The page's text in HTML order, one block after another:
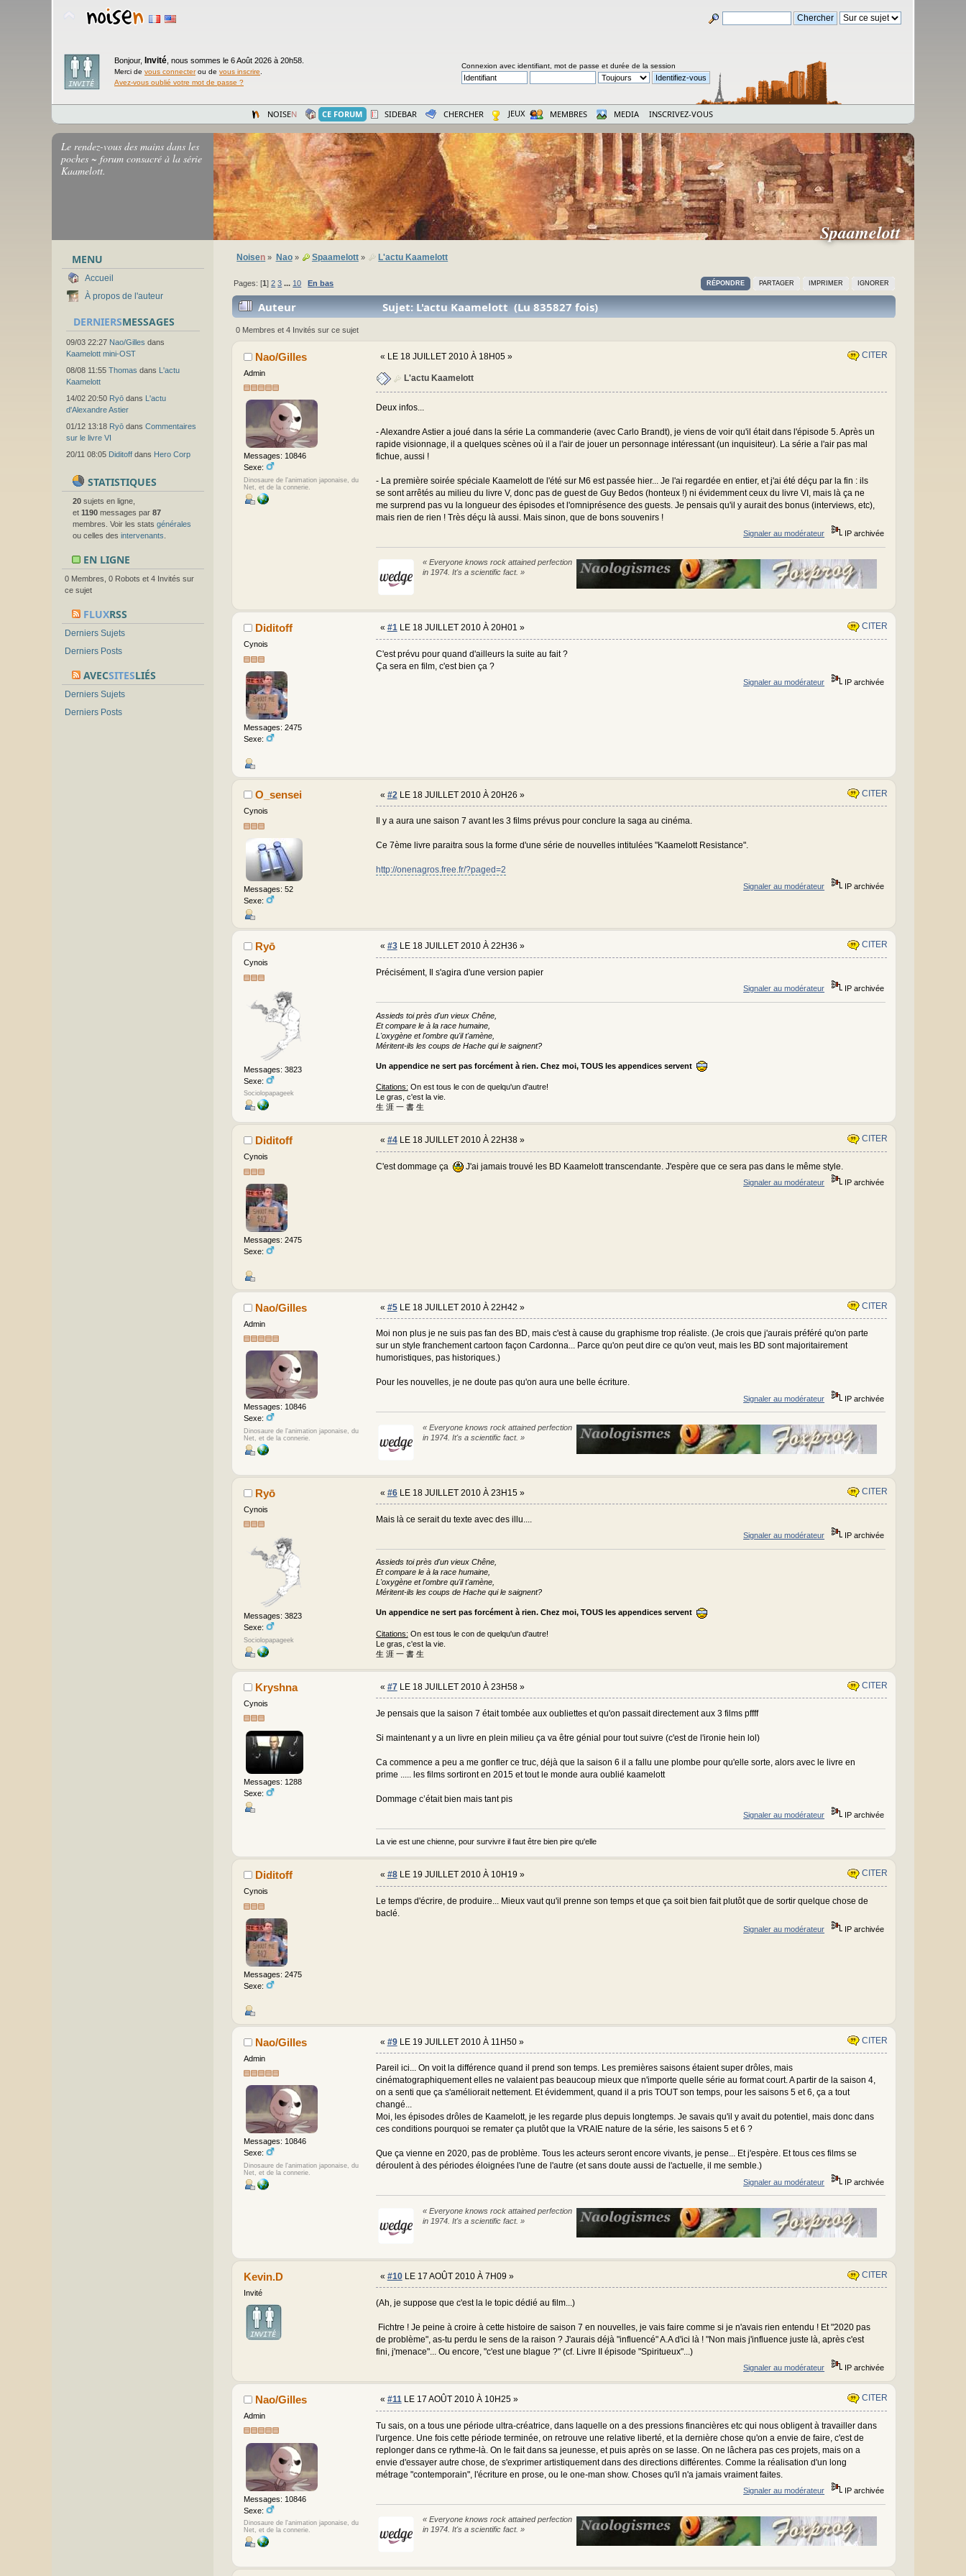
Bonjour, Invité nous sommes le 6 Août 2026 à 20h58.
Merci de vous connecterou de vous inscrire
Avez-vous oublié votre mot de passe ?
Connexion avec identifiant, mot de passe et durée de la session
NOISEN CE FORUM SIDEBAR CHERCHER JEUX MEMBRES MEDIA INSCRIVEZ-VOUS
Le rendez-vous des mains dans les
poches ~ forum consacré à la série
Kaamelott.
MENU
Accueil
À propos de l'auteur
DERNIERSMESSAGES
09/03 22:27 Nao/Gilles dans
Kaamelott mini-OST
08/08 11:55 Thomas dans L'actu
Kaamelott
14/02 20:50 Ryō dans L'actu
d'Alexandre Astier
01/12 13:18 Ryō dans Commentaires
sur le livre VI
20/11 08:05 Diditoff dans Hero Corp
STATISTIQUES
20 sujets en ligne,
et 1190 messages par 87
membres. Voir les stats générales
ou celles des intervenants
EN LIGNE
0 Membres, 0 Robots et 4 Invités sur
ce sujet
FLUXRSS
Derniers Sujets
Derniers Posts
AVECSITESLIÉS
Derniers Sujets
Derniers Posts
Spaamelott
Noisen » Nao» Spaamelott» L'actu Kaamelott
RÉPONDRE PARTAGER IMPRIMER IGNORER
Pages: [1]2 3 ... 10 En bas
Auteur Sujet: L'actu Kaamelott (Lu 835827 fois)
0 Membres et 4 Invités sur ce sujet
Nao/Gilles
Admin
Messages: 10846
Sexe:
Dinosaure de l'animation japonaise, du
Net, et de la connerie.
« LE 18 JUILLET 2010 À 18H05 » CITER
L'actu Kaamelott
Deux infos...
- Alexandre Astier a joué dans la série La commanderie (avec Carlo Brandt), je viens de voir qu'il était dans l'épisode 5. Après un
rapide visionnage, il a quelques scènes où il a l'air de jouer un personnage intéressant (un inquisiteur). La série a l'air pas mal
fichue, aussi !
- La première soirée spéciale Kaamelott de l'été sur M6 est passée hier... Je l'ai regardée en entier, et j'ai été déçu par la fin : ils
se sont arrêtés au milieu du livre V, donc pas de guest de Guy Bedos (honteux !) ni évidemment ceux du livre VI, mais là ça ne
me surprend pas vu la longueur des épisodes et l'omniprésence des guests. Je pensais qu'il y aurait des bonus (interviews, etc),
mais rien de rien ! Très déçu là aussi. Mais sinon, que de bons souvenirs !
Signaler au modérateur IP archivée
« Everyone knows rock attained perfection
in 1974. It's a scientific fact. »
Diditoff
Cynois
Messages: 2475
Sexe:
« #1LE 18 JUILLET 2010 À 20H01 » CITER
C'est prévu pour quand d'ailleurs la suite au fait ?
Ça sera en film, c'est bien ça ?
Signaler au modérateur IP archivée
O_sensei
Cynois
Messages: 52
Sexe:
« #2 LE 18 JUILLET 2010 À 20H26 » CITER
Il y a aura une saison 7 avant les 3 films prévus pour conclure la saga au cinéma.
Ce 7ème livre paraitra sous la forme d'une série de nouvelles intitulées "Kaamelott Resistance".
http://onenagros.free.fr/?paged=2
Signaler au modérateur IP archivée
Ryō
Cynois
Messages: 3823
Sexe:
Sociolopapageek
« #3LE 18 JUILLET 2010 À 22H36 » CITER
Précisément, Il s'agira d'une version papier
Signaler au modérateur IP archivée
Assieds toi près d'un vieux Chêne,
Et compare le à la race humaine,
L'oxygène et l'ombre qu'il t'amène,
Méritent-ils les coups de Hache qui le saignent?
Un appendice ne sert pas forcément à rien. Chez moi, TOUS les appendices servent
Citations: On est tous le con de quelqu'un d'autre!
Le gras, c'est la vie.
生 涯 一 書 生
Diditoff
Cynois
Messages: 2475
Sexe:
« #4LE 18 JUILLET 2010 À 22H38 » CITER
C'est dommage ça J'ai jamais trouvé les BD Kaamelott transcendante. J'espère que ce sera pas dans le même style.
Signaler au modérateur IP archivée
Nao/Gilles
Admin
Messages: 10846
Sexe:
Dinosaure de l'animation japonaise, du
Net, et de la connerie.
« #5LE 18 JUILLET 2010 À 22H42 » CITER
Moi non plus je ne suis pas fan des BD, mais c'est à cause du graphisme trop réaliste. (Je crois que j'aurais préféré qu'on parte
sur un style franchement cartoon façon Cardonna... Parce qu'on peut dire ce qu'on veut, mais les BD sont majoritairement
humoristiques, pas historiques.)
Pour les nouvelles, je ne doute pas qu'on aura une belle écriture.
Signaler au modérateur IP archivée
« Everyone knows rock attained perfection
in 1974. It's a scientific fact. »
Ryō
Cynois
Messages: 3823
Sexe:
Sociolopapageek
« #6LE 18 JUILLET 2010 À 23H15 » CITER
Mais là ce serait du texte avec des illu....
Signaler au modérateur IP archivée
Assieds toi près d'un vieux Chêne,
Et compare le à la race humaine,
L'oxygène et l'ombre qu'il t'amène,
Méritent-ils les coups de Hache qui le saignent?
Un appendice ne sert pas forcément à rien. Chez moi, TOUS les appendices servent
Citations: On est tous le con de quelqu'un d'autre!
Le gras, c'est la vie.
生 涯 一 書 生
Kryshna
Cynois
Messages: 1288
Sexe:
« #7LE 18 JUILLET 2010 À 23H58 » CITER
Je pensais que la saison 7 était tombée aux oubliettes et qu'on passait directement aux 3 films pffff
Si maintenant y a un livre en plein milieu ça va être génial pour tout suivre (c'est de l'ironie hein lol)
Ca commence a peu a me gonfler ce truc, déjà que la saison 6 il a fallu une plombe pour qu'elle sorte, alors avec le livre en
prime ..... les films sortiront en 2015 et tout le monde aura oublié kaamelott
Dommage c’était bien mais tant pis
Signaler au modérateur IP archivée
La vie est une chienne, pour survivre il faut être bien pire qu'elle
Diditoff
Cynois
Messages: 2475
Sexe:
« #8LE 19 JUILLET 2010 À 10H19 » CITER
Le temps d'écrire, de produire... Mieux vaut qu'il prenne son temps et que ça soit bien fait plutôt que de sortir quelque chose de
baclé.
Signaler au modérateur IP archivée
Nao/Gilles
Admin
Messages: 10846
Sexe:
Dinosaure de l'animation japonaise, du
Net, et de la connerie.
« #9LE 19 JUILLET 2010 À 11H50 » CITER
Pareil ici... On voit la différence quand il prend son temps. Les premières saisons étaient super drôles, mais
cinématographiquement elles ne valaient pas beaucoup mieux que n'importe quelle série au format court. A partir de la saison 4,
on a senti que ça s'améliorait nettement. Et évidemment, quand il a pris TOUT son temps, pour les saisons 5 et 6, ça a tout
changé...
Moi, les épisodes drôles de Kaamelott, je les regarde plus depuis longtemps. Je savais qu'il y avait du potentiel, mais donc dans
ces conditions pourquoi se remater ça plutôt que la VRAIE nature de la série, les saisons 5 et 6 ?
Que ça vienne en 2020, pas de problème. Tous les acteurs seront encore vivants, je pense... Et j'espère. Et tous ces films se
déroulent à des périodes éloignées l'une de l'autre (et sans doute aussi de l'actuelle, il me semble.)
Signaler au modérateur IP archivée
« Everyone knows rock attained perfection
in 1974. It's a scientific fact. »
Kevin.D
Invité
« #10LE 17 AOÛT 2010 À 7H09 » CITER
(Ah, je suppose que c'est la le topic dédié au film...)
Fichtre ! Je peine à croire à cette histoire de saison 7 en nouvelles, je vais faire comme si je n'avais rien entendu ! Et "2020 pas
de problème", as-tu perdu le sens de la raison ? J'aurais déjà "influencé" A.A d'ici là ! "Non mais j'influence juste là, après c'est
fini, j'menace"... Ou encore, "c'est une blague ?" (cf. Livre II épisode "Spiritueux"...)
Signaler au modérateur IP archivée
Nao/Gilles
Admin
Messages: 10846
Sexe:
Dinosaure de l'animation japonaise, du
Net, et de la connerie.
« #11LE 17 AOÛT 2010 À 10H25 » CITER
Tu sais, on a tous une période ultra-créatrice, dans laquelle on a des pressions financières etc qui nous obligent à travailler dans
l'urgence. Une fois cette période terminée, on retrouve une relative liberté, et la dernière chose qu'on a envie de faire, c'est de
replonger dans ce rythme-là. On le fait dans sa jeunesse, et puis après on se lasse. On ne lâchera pas ces projets, mais on a
envie d'essayer autre chose, de s'exprimer artistiquement dans des directions différentes. Comme la réalisation d'un long
métrage "contemporain", l'écriture en prose, ou le one-man show. Choses qu'il n'a jamais vraiment faites.
Signaler au modérateur IP archivée
« Everyone knows rock attained perfection
in 1974. It's a scientific fact. »